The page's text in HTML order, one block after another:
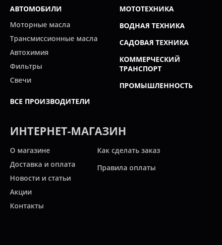
АВТОМОБИЛИ
Моторные масла
Трансмиссионные масла
Автохимия
Фильтры
Свечи
ВСЕ ПРОИЗВОДИТЕЛИ
МОТОТЕХНИКА
ВОДНАЯ ТЕХНИКА
САДОВАЯ ТЕХНИКА
КОММЕРЧЕСКИЙ
ТРАНСПОРТ
ПРОМЫШЛЕННОСТЬ
ИНТЕРНЕТ-МАГАЗИН
О магазине
Доставка и оплата
Новости и статьи
Акции
Контакты
Как сделать заказ
Правила оплаты